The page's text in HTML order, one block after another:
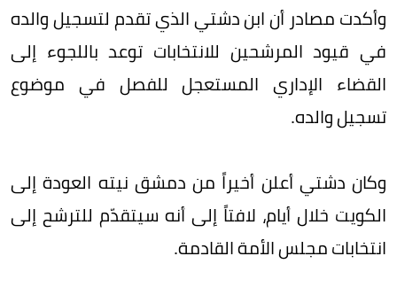
وأكدت مصادر أن ابن دشتي الذي تقدم لتسجيل والده
في قيود المرشحين للانتخابات توعد باللجوء إلى
القضاء الإداري المستعجل للفصل في موضوع
تسجيل والده.
وكان دشتي أعلن أخيراً من دمشق نيته العودة إلى
الكويت خلال أيام، لافتاً إلى أنه سيتقدّم للترشح إلى
انتخابات مجلس الأمة القادمة.